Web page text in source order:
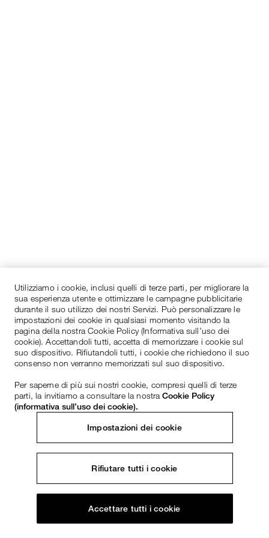
Utilizziamo i cookie, inclusi quelli di terze parti, per migliorare la
sua esperienza utente e ottimizzare le campagne pubblicitarie
durante il suo utilizzo dei nostri Servizi. Può personalizzare le
impostazioni dei cookie in qualsiasi momento visitando la
pagina della nostra Cookie Policy (Informativa sull’uso dei
cookie). Accettandoli tutti, accetta di memorizzare i cookie sul
suo dispositivo. Rifiutandoli tutti, i cookie che richiedono il suo
consenso non verranno memorizzati sul suo dispositivo.
Per saperne di più sui nostri cookie, compresi quelli di terze
parti, la invitiamo a consultare la nostraCookie Policy
(informativa sull’uso dei cookie).
Impostazioni dei cookie
Rifiutare tutti i cookie
Accettare tutti i cookie